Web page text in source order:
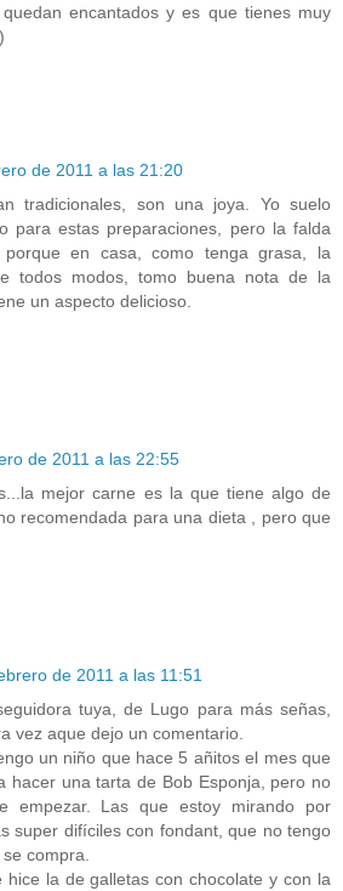
encantados y es que tienes muy
de 2011 a las 21:20
tradicionales, son una joya. Yo suelo
para estas preparaciones, pero la falda
en casa, como tenga grasa, la
todos modos, tomo buena nota de la
un aspecto delicioso.
de 2011 a las 22:55
mejor carne es la que tiene algo de
recomendada para una dieta , pero que
de 2011 a las 11:51
tuya, de Lugo para más señas,
vez aque dejo un comentario.
un niño que hace 5 añitos el mes que
hacer una tarta de Bob Esponja, pero no
empezar. Las que estoy mirando por
super difíciles con fondant, que no tengo
compra.
hice la de galletas con chocolate y con la